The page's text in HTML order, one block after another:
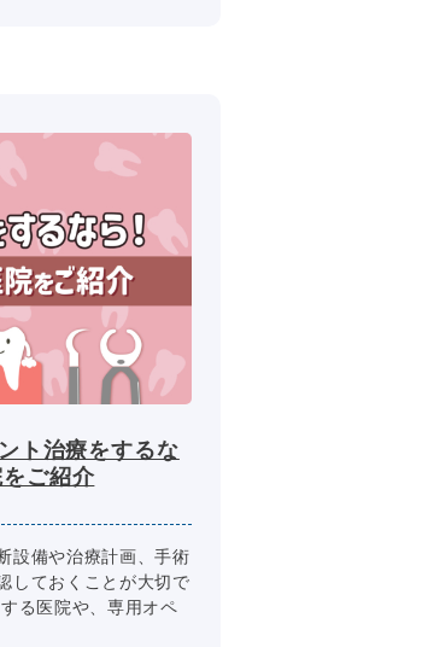
ト治療をするな
ご紹介
設備や治療計画、手術
しておくことが大切で
る医院や、専用オペ